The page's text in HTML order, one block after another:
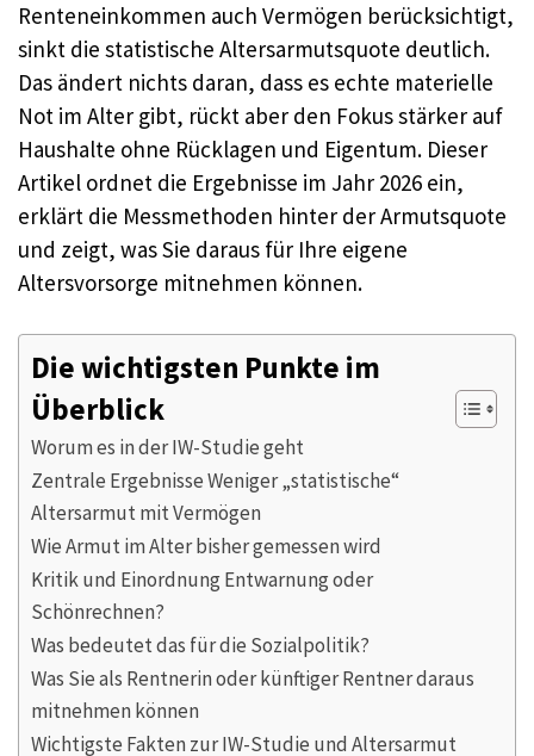
Renteneinkommen auch Vermögen berücksichtigt,
sinkt die statistische Altersarmutsquote deutlich.
Das ändert nichts daran, dass es echte materielle
Not im Alter gibt, rückt aber den Fokus stärker auf
Haushalte ohne Rücklagen und Eigentum. Dieser
Artikel ordnet die Ergebnisse im Jahr 2026 ein,
erklärt die Messmethoden hinter der Armutsquote
und zeigt, was Sie daraus für Ihre eigene
Altersvorsorge mitnehmen können.
Die wichtigsten Punkte im
Überblick
Worum es in der IW-Studie geht
Zentrale Ergebnisse Weniger „statistische“
Altersarmut mit Vermögen
Wie Armut im Alter bisher gemessen wird
Kritik und Einordnung Entwarnung oder
Schönrechnen?
Was bedeutet das für die Sozialpolitik?
Was Sie als Rentnerin oder künftiger Rentner daraus
mitnehmen können
Wichtigste Fakten zur IW-Studie und Altersarmut